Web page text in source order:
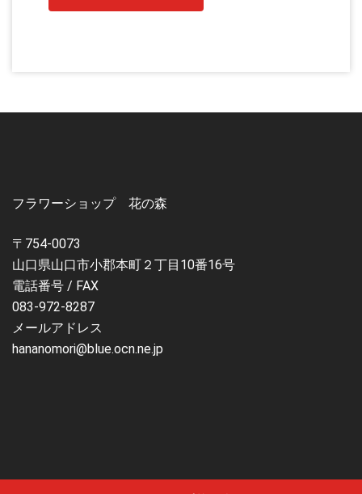
フラワーショップ 花の森
〒754-0073
山口県山口市小郡本町２丁目10番16号
電話番号 / FAX
083-972-8287
メールアドレス
hananomori@blue.ocn.ne.jp